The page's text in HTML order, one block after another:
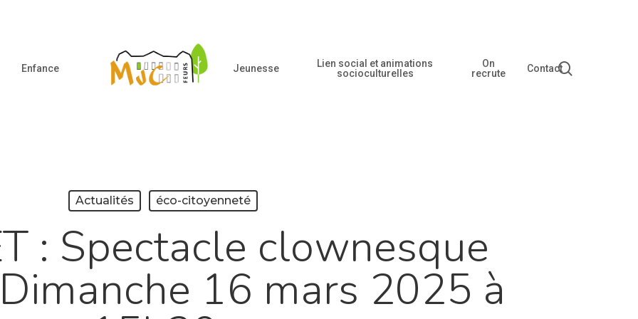
Enfance Jeunesse
Lien social et animations
socioculturelles
On
recrute
Contact
Actualités éco-citoyenneté
: Spectacle clownesque
16 mars 2025 à